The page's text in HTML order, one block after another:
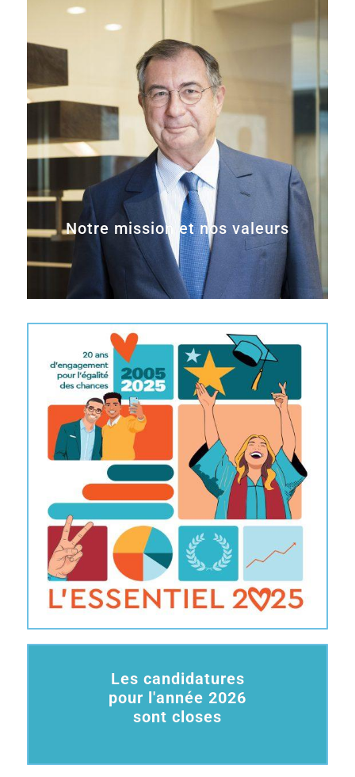
Notre mission et nos valeurs
Les candidatures
pour l'année 2026
sont closes